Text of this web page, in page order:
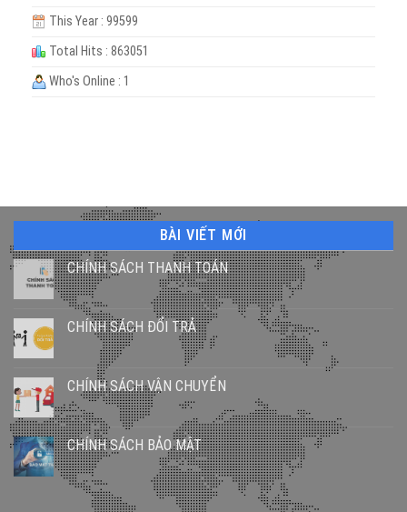
This Year : 99599
Total Hits : 863051
Who's Online : 1
BÀI VIẾT MỚI
CHÍNH SÁCH THANH TOÁN
CHÍNH SÁCH ĐỔI TRẢ
CHÍNH SÁCH VẬN CHUYỂN
CHÍNH SÁCH BẢO MẬT